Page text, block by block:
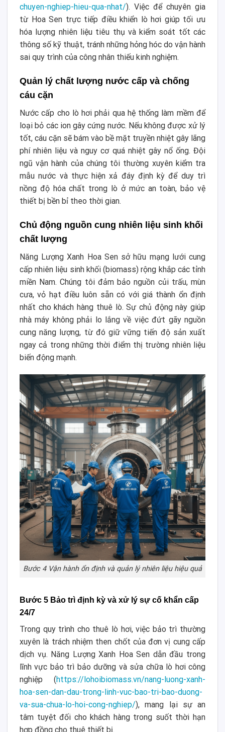
chuyen-nghiep-hieu-qua-nhat/). Việc để chuyên gia
từ Hoa Sen trực tiếp điều khiển lò hơi giúp tối ưu
hóa lượng nhiên liệu tiêu thụ và kiểm soát tốt các
thông số kỹ thuật, tránh những hỏng hóc do vận hành
sai quy trình của công nhân thiếu kinh nghiệm.
Quản lý chất lượng nước cấp và chống
cáu cặn
Nước cấp cho lò hơi phải qua hệ thống làm mềm để
loại bỏ các ion gây cứng nước. Nếu không được xử lý
tốt, cáu cặn sẽ bám vào bề mặt truyền nhiệt gây lãng
phí nhiên liệu và nguy cơ quá nhiệt gây nổ ống. Đội
ngũ vận hành của chúng tôi thường xuyên kiểm tra
mẫu nước và thực hiện xả đáy định kỳ để duy trì
nồng độ hóa chất trong lò ở mức an toàn, bảo vệ
thiết bị bền bỉ theo thời gian.
Chủ động nguồn cung nhiên liệu sinh khối
chất lượng
Năng Lượng Xanh Hoa Sen sở hữu mạng lưới cung
cấp nhiên liệu sinh khối (biomass) rộng khắp các tỉnh
miền Nam. Chúng tôi đảm bảo nguồn củi trấu, mùn
cưa, vỏ hạt điều luôn sẵn có với giá thành ổn định
nhất cho khách hàng thuê lò. Sự chủ động này giúp
nhà máy không phải lo lắng về việc đứt gãy nguồn
cung năng lượng, từ đó giữ vững tiến độ sản xuất
ngay cả trong những thời điểm thị trường nhiên liệu
biến động mạnh.
Bước 4 Vận hành ổn định và quản lý nhiên liệu hiệu quả
Bước 5 Bảo trì định kỳ và xử lý sự cố khẩn cấp
24/7
Trong quy trình cho thuê lò hơi, việc bảo trì thường
xuyên là trách nhiệm then chốt của đơn vị cung cấp
dịch vụ. Năng Lượng Xanh Hoa Sen dẫn đầu trong
lĩnh vực bảo trì bảo dưỡng và sửa chữa lò hơi công
nghiệp (https://lohoibiomass.vn/nang-luong-xanh-
hoa-sen-dan-dau-trong-linh-vuc-bao-tri-bao-duong-
va-sua-chua-lo-hoi-cong-nghiep/), mang lại sự an
tâm tuyệt đối cho khách hàng trong suốt thời hạn
hợp đồng cho thuê thiết bị.